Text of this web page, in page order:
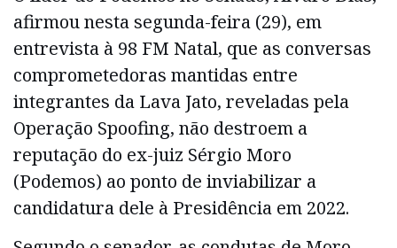
afirmou nesta segunda-feira (29), em
entrevista à 98 FM Natal, que as conversas
comprometedoras mantidas entre
integrantes da Lava Jato, reveladas pela
Operação Spoofing, não destroem a
reputação do ex-juiz Sérgio Moro
(Podemos) ao ponto de inviabilizar a
candidatura dele à Presidência em 2022.